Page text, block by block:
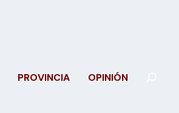
PROVINCIA OPINIÓN